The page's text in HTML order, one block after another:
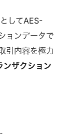
としてAES-
ョンデータで
引内容を極力
ンザクション